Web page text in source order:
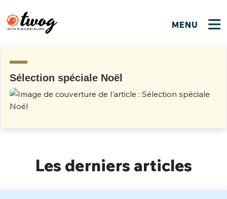
MENU
Sélection spéciale Noël
Les derniers articles
Bienvenue !
JE M'INSCRIS
PSEUDO*
EMAIL*
PASSWORD*
Que souhaitez-vous proposer ?
Quelques tweets
C'EST PARTI
Ma propre sélection
M'INSCRIRE